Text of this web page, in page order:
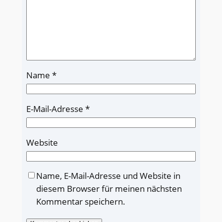
Name *
E-Mail-Adresse *
Website
Name, E-Mail-Adresse und Website in
diesem Browser für meinen nächsten
Kommentar speichern.